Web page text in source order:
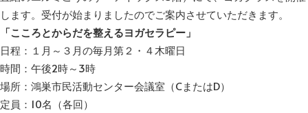
します。受付が始まりましたのでご案内させていただきます。
「こころとからだを整えるヨガセラピー」
日程：１月～３月の毎月第２・４木曜日
時間：午後2時～3時
場所：鴻巣市民活動センター会議室（CまたはD）
定員：10名（各回）